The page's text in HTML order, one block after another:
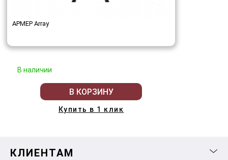
АРМЕР Array
В наличии
В КОРЗИНУ
Купить в 1 клик
КЛИЕНТАМ